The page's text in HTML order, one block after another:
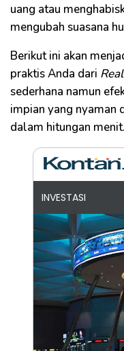
uang atau
mengubah suasana
Berikut ini akan
praktis Anda dari
sederhana namun
impian yang nyaman
dalam hitungan menit.
INVESTASI